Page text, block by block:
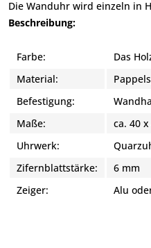
Die Wanduhr wird einzeln in
Beschreibung:
Farbe:
Das
Material:
Befestigung:
Maße:
ca. 40
Uhrwerk:
Zifernblattstärke:
6 mm
Zeiger:
Alu